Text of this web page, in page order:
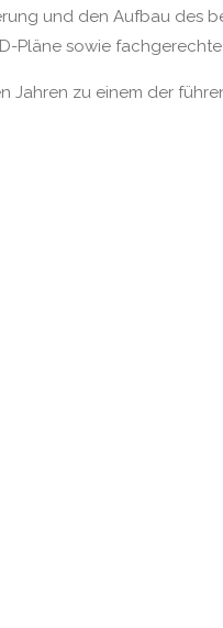
und den Aufbau des
Pläne sowie
Jahren zu einem der